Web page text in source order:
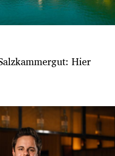
Hier